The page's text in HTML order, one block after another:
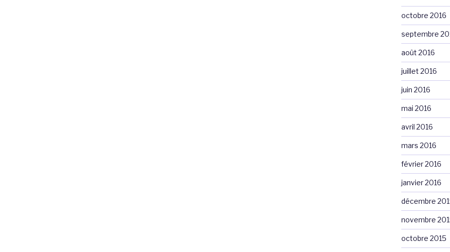
octobre 2016
septembre
août 2016
juillet 2016
juin 2016
mai 2016
avril 2016
mars 2016
février 2016
janvier 2016
décembre
novembre
octobre 2015